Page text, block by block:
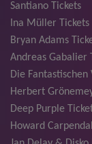
Santiano Tickets
Ina Müller Tickets
Bryan Adams
Andreas Gabalier
Die Fantastischen
Herbert
Deep Purple
Howard